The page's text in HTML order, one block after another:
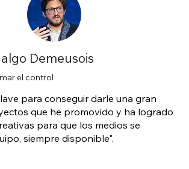
para conseguir darle una gran
que he promovido y ha logrado
para que los medios se
siempre disponible".
Demeusois
el control